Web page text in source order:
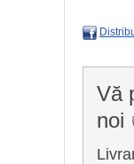
Vă
noi